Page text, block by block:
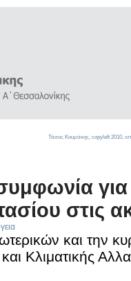
στις
και την
Κλιματικής
Τάσος Κουράκης, copyleft 2010,